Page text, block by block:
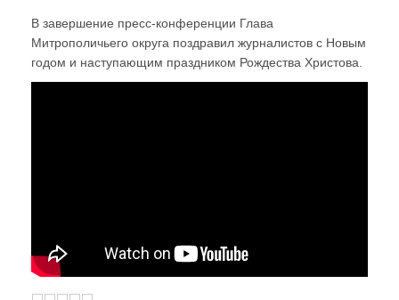
В завершение пресс-конференции Глава
Митрополичьего округа поздравил журналистов с Новым
годом и наступающим праздником Рождества Христова.